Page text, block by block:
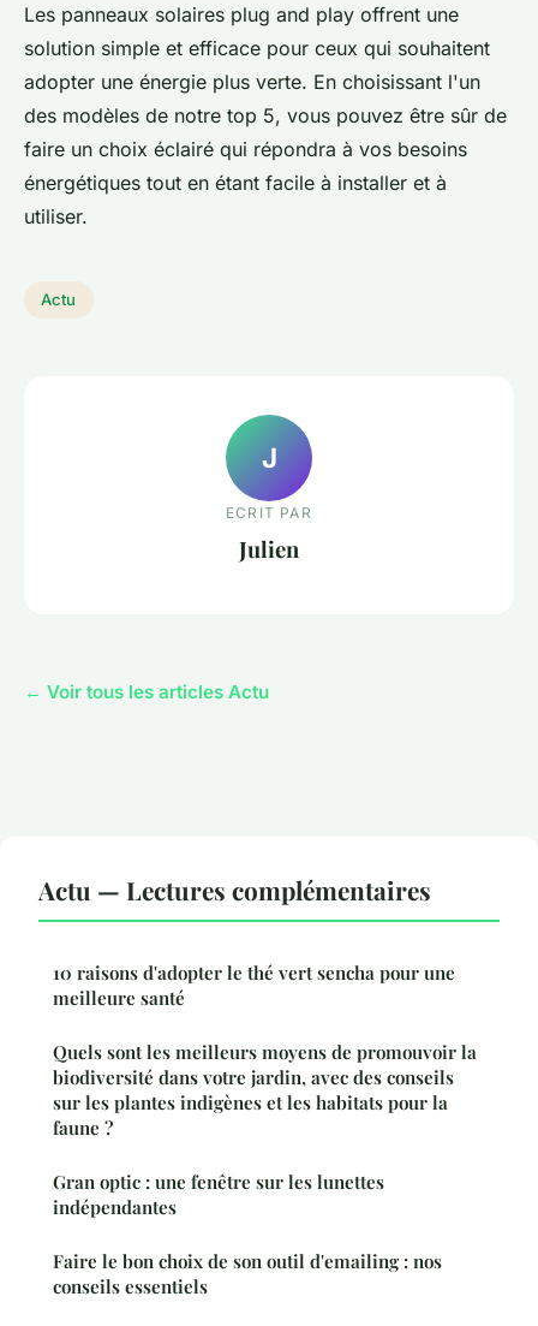
Les panneaux solaires plug and play offrent une
solution simple et efficace pour ceux qui souhaitent
adopter une énergie plus verte. En choisissant l'un
des modèles de notre top 5, vous pouvez être sûr de
faire un choix éclairé qui répondra à vos besoins
énergétiques tout en étant facile à installer et à
utiliser.
Actu
J
ECRIT PAR
Julien
← Voir tous les articles Actu
Actu — Lectures complémentaires
10 raisons d'adopter le thé vert sencha pour une
meilleure santé
Quels sont les meilleurs moyens de promouvoir la
biodiversité dans votre jardin, avec des conseils
sur les plantes indigènes et les habitats pour la
faune ?
Gran optic : une fenêtre sur les lunettes
indépendantes
Faire le bon choix de son outil d'emailing : nos
conseils essentiels